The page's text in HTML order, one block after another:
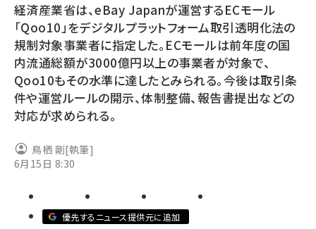
楽天 (1874)
ecbeing (1211)
アスクル (1122)
base (1083)
ビィ・フォアード (777)
revico (744)
経済産業省は、eBay Japanが運営するECモール
「Qoo10」をデジタルプラットフォーム取引透明化法の
規制対象事業者に指定した。ECモールは前年度の国
内流通総額が3000億円以上の事業者が対象で、
Qoo10もその水準に達したとみられる。今後は取引条
件や運営ルールの開示、体制整備、報告書提出などの
対応が求められる。
鳥栖 剛[執筆]
6月15日 8:30
優先するニュース提供元に追加